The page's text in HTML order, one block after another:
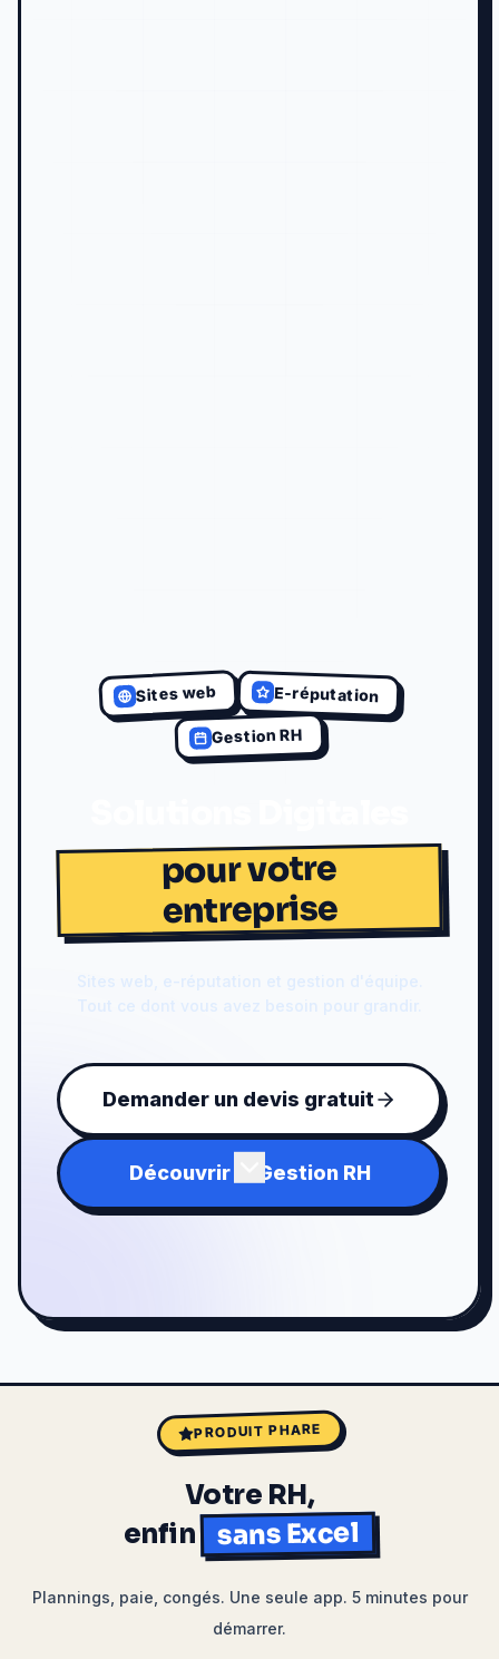
Sites web E-réputation
Gestion RH
pour votre
entreprise
Sites web, e-réputation et gestion d'équipe.
Tout ce dont vous avez besoin pour grandir.
Demander un devis gratuit
Découvrir la Gestion RH
PRODUIT PHARE
Votre RH,
enfin sans Excel
Plannings, paie, congés. Une seule app. 5 minutes pour
démarrer.